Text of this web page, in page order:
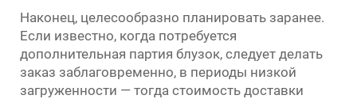
Наконец, целесообразно планировать заранее.
Если известно, когда потребуется
дополнительная партия блузок, следует делать
заказ заблаговременно, в периоды низкой
загруженности — тогда стоимость доставки